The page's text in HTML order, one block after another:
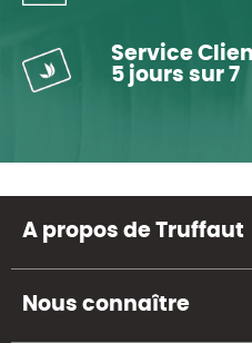
Service
5 jours sur 7
A propos de Truffaut
Nous connaître